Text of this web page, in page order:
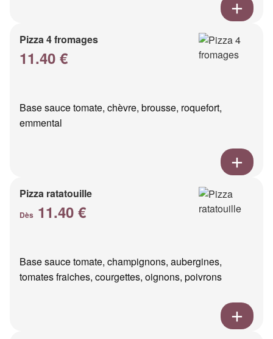
Pizza 4 fromages
11.40 €
Base sauce tomate, chèvre, brousse, roquefort,
emmental
Pizza ratatouille
Dès 11.40 €
Base sauce tomate, champignons, aubergines,
tomates fraiches, courgettes, oignons, poivrons